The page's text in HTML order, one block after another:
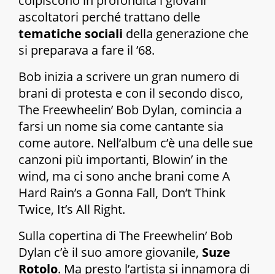
ascoltatori perché trattano delle
tematiche sociali della generazione che
si preparava a fare il ’68.
Bob inizia a scrivere un gran numero di
brani di protesta e con il secondo disco,
The Freewheelin’ Bob Dylan, comincia a
farsi un nome sia come cantante sia
come autore. Nell’album c’è una delle sue
canzoni più importanti, Blowin’ in the
wind, ma ci sono anche brani comeA
Hard Rain’s a Gonna Fall, Don’t Think
Twice, It’s All Right.
Sulla copertina di The Freewhelin’ Bob
Dylan c’è il suo amore giovanile, Suze
Rotolo. Ma presto l’artista si innamora di